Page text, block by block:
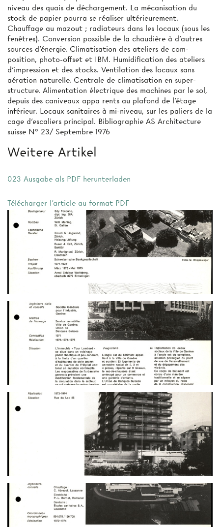
niveau des quais de déchargement. La mécanisation du
stock de papier pourra se réaliser ultérieurement.
Chauffage au mazout ; radiateurs dans les locaux (sous les
fenêtres). Conversion possible de la chaudière à d’autres
sources d’énergie. Climatisation des ateliers de com­
position, photo-offset et IBM. Humidification des ateliers
d’impression et des stocks. Ventilation des locaux sans
aération naturelle. Centrale de climatisation en super­
structure. Alimentation électrique des machines par le sol,
depuis des caniveaux appa­ rents au plafond de l'étage
inférieur. Locaux sanitaires à mi-niveau, sur les paliers de la
cage d’escaliers principal. Bibliographie AS Architecture
suisse N° 23/ Septembre 1976
Weitere Artikel
023 Ausgabe als PDF herunterladen
Télécharger l'article au format PDF